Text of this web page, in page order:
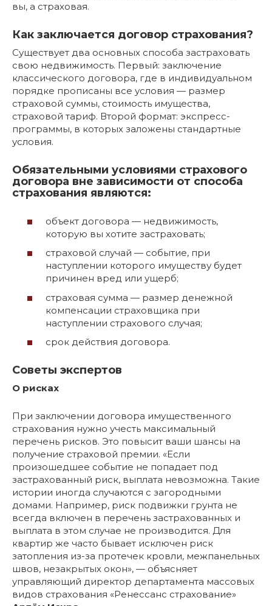
вы, а страховая.
Как заключается договор страхования?
Существует два основных способа застраховать
свою недвижимость. Первый: заключение
классического договора, где в индивидуальном
порядке прописаны все условия — размер
страховой суммы, стоимость имущества,
страховой тариф. Второй формат: экспресс-
программы, в которых заложены стандартные
условия.
Обязательными условиями страхового
договора вне зависимости от способа
страхования являются:
объект договора — недвижимость,
которую вы хотите застраховать;
страховой случай — событие, при
наступлении которого имуществу будет
причинен вред или ущерб;
страховая сумма — размер денежной
компенсации страховщика при
наступлении страхового случая;
срок действия договора.
Советы экспертов
О рисках
При заключении договора имущественного
страхования нужно учесть максимальный
перечень рисков. Это повысит ваши шансы на
получение страховой премии. «Если
произошедшее событие не попадает под
застрахованный риск, выплата невозможна. Такие
истории иногда случаются с загородными
домами. Например, риск подвижки грунта не
всегда включен в перечень застрахованных и
выплата в этом случае не производится. Для
квартир же часто бывает исключен риск
затопления из-за протечек кровли, межпанельных
швов, незакрытых окон», — объясняет
управляющий директор департамента массовых
видов страхования «Ренессанс страхование»